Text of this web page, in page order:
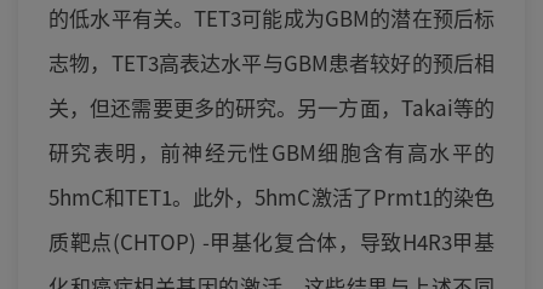
的低水平有关。TET3可能成为GBM的潜在预后标
志物，TET3高表达水平与GBM患者较好的预后相
关，但还需要更多的研究。另一方面，Takai等的
研究表明，前神经元性GBM细胞含有高水平的
5hmC和TET1。此外，5hmC激活了Prmt1的染色
质靶点(CHTOP) -甲基化复合体，导致H4R3甲基